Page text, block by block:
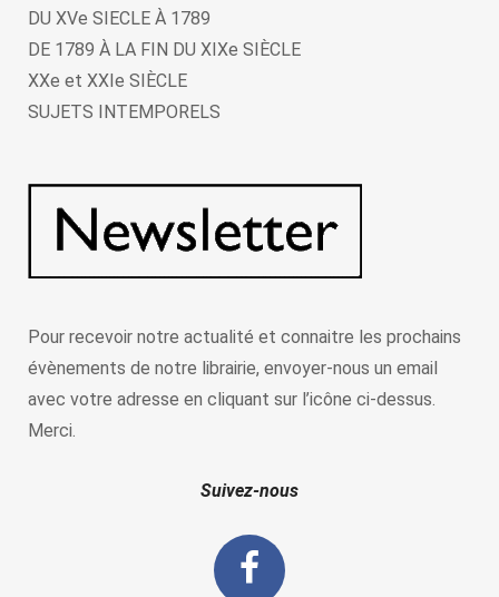
DU XVe SIECLE À 1789
DE 1789 À LA FIN DU XIXe SIÈCLE
XXe et XXIe SIÈCLE
SUJETS INTEMPORELS
Pour recevoir notre actualité et connaitre les prochains
évènements de notre librairie, envoyer-nous un email
avec votre adresse en cliquant sur l’icône ci-dessus.
Merci.
Suivez-nous